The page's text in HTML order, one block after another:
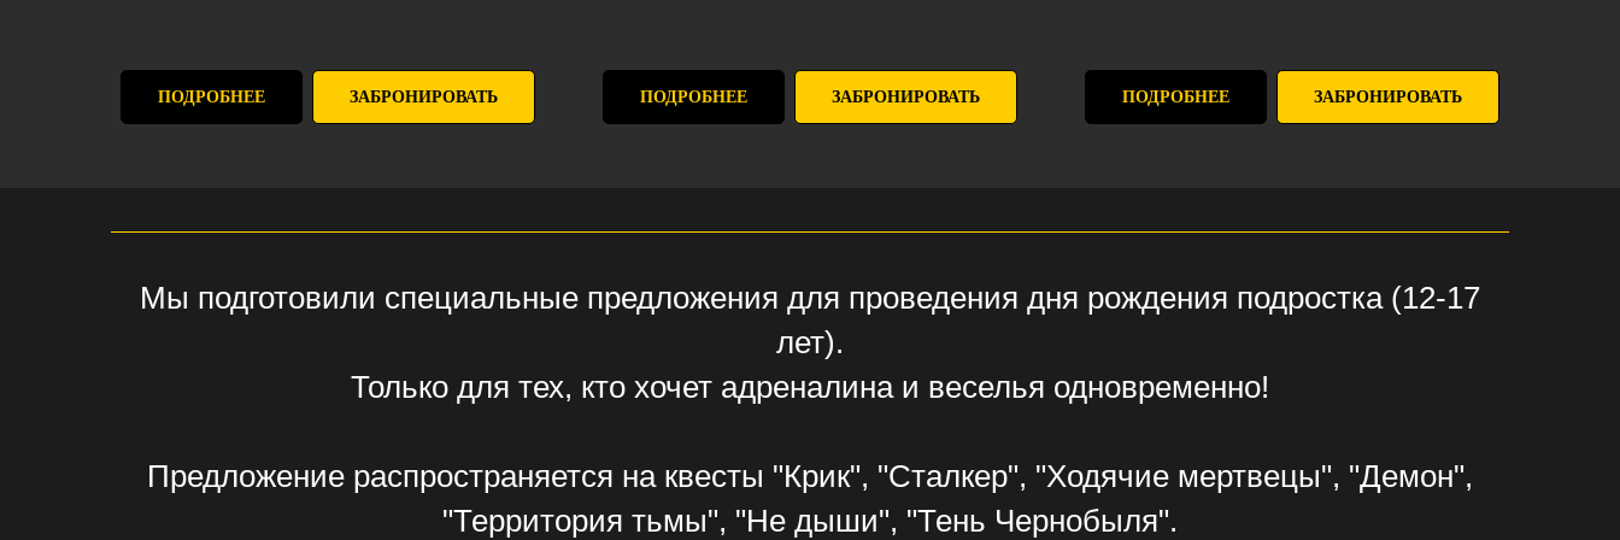
ПОДРОБНЕЕ ЗАБРОНИРОВАТЬ ПОДРОБНЕЕ ЗАБРОНИРОВАТЬ ПОДРОБНЕЕ ЗАБРОНИРОВАТЬ
Мы подготовили специальные предложения для проведения дня рождения подростка (12-17
лет).
Только для тех, кто хочет адреналина и веселья одновременно!
Предложение распространяется на квесты "Крик", "Сталкер", "Ходячие мертвецы", "Демон",
"Территория тьмы", "Не дыши", "Тень Чернобыля".